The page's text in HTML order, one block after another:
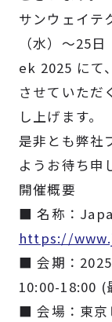
製品検索
取扱メー
サービス
事例
サポート
会社案内
サンウェイテ
（水）～25
ek 2025 にて
させていただ
し上げます。
是非とも弊社
ようお待ち申
開催概要
■ 名称：
https://
■ 会期：2025
10:00-18:00 (
■ 会場：東京